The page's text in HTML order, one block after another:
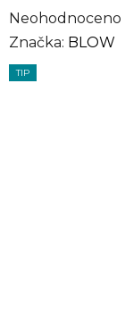
Průměrné
hodnocení
produktu
Neohodnoceno
Značka: BLOW
TIP